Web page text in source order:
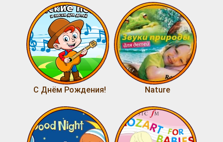
С Днём Рождения! Nature